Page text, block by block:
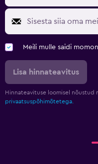
Meili mulle saidi
Lisa hinnateavitus
Hinnateavituse loomisel nõustud
privaatsuspõhimõtetega.